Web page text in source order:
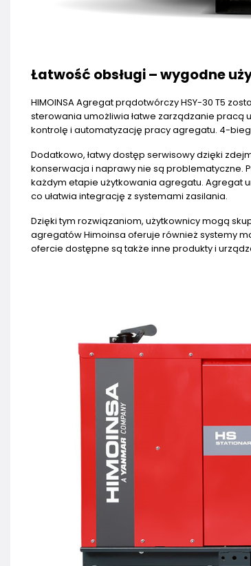
Łatwość obsługi – wygodne
HIMOINSA Agregat prądotwórczy HSY-30 T5
sterowania umożliwia łatwe zarządzanie
kontrolę i automatyzację pracy agregatu. 4-
Dodatkowo, łatwy dostęp serwisowy dzięki
konserwacja i naprawy nie są problematyczne.
każdym etapie użytkowania agregatu. Agregat
co ułatwia integrację z systemami zasilania.
Dzięki tym rozwiązaniom, użytkownicy mogą
agregatów Himoinsa oferuje również systemy
ofercie dostępne są także inne produkty i